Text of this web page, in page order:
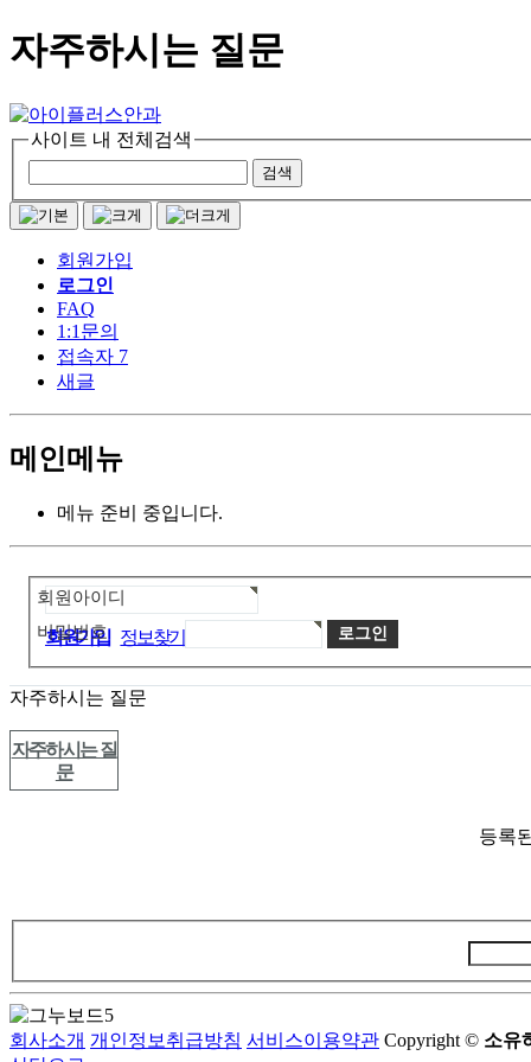
자주하시는 질문
사이트 내 전체검색
회원가입
로그인
FAQ
1:1문의
접속자 7
새글
메인메뉴
메뉴 준비 중입니다.
회원아이디
비밀번호
회원가입 정보찾기
자주하시는 질문
자주하시는 질
문
등록
회사소개 개인정보취급방침 서비스이용약관 Copyright © 소유